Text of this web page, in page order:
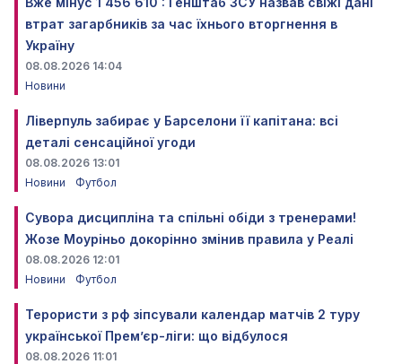
втрат загарбників за час їхнього вторгнення в
Україну
08.08.2026 14:04
Новини
Ліверпуль забирає у Барселони її капітана: всі
деталі сенсаційної угоди
08.08.2026 13:01
Новини
Футбол
Сувора дисципліна та спільні обіди з тренерами!
Жозе Моуріньо докорінно змінив правила у Реалі
08.08.2026 12:01
Новини
Футбол
Терористи з рф зіпсували календар матчів 2 туру
української Прем’єр-ліги: що відбулося
08.08.2026 11:01